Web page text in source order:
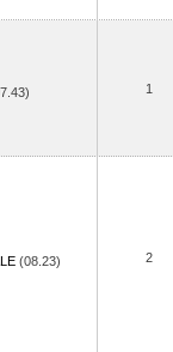
1
(08.23) 2